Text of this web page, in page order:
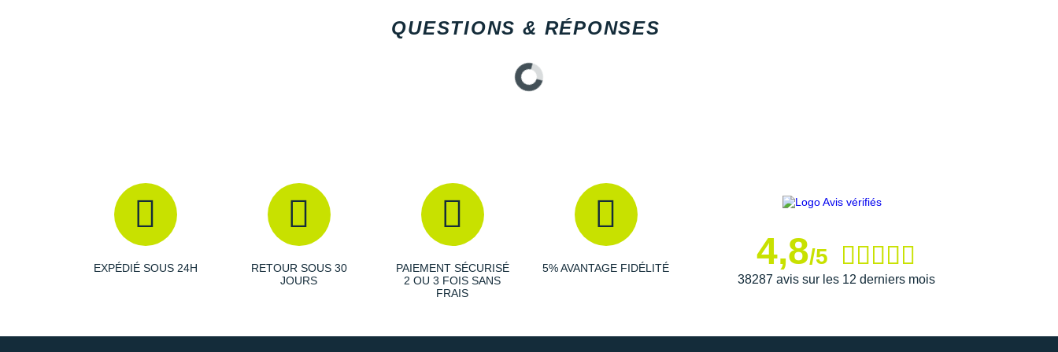
QUESTIONS & RÉPONSES
EXPÉDIÉ SOUS 24H
RETOUR SOUS 30
JOURS
PAIEMENT SÉCURISÉ
2 OU 3 FOIS SANS
FRAIS
5% AVANTAGE FIDÉLITÉ 4,8/5
38287 avis sur les 12 derniers mois